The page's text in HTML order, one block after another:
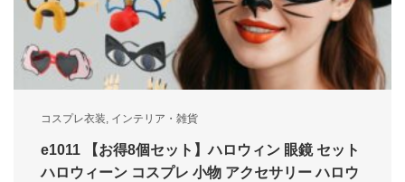
コスプレ衣装, インテリア・雑貨
e1011 【お得8個セット】ハロウィン 眼鏡 セット
ハロウィーン コスプレ 小物 アクセサリー ハロウ